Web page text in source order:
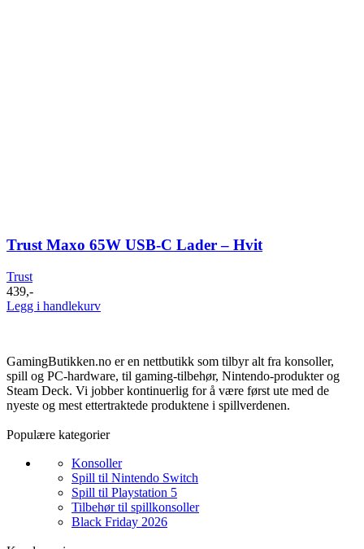
Trust Maxo 65W USB-C Lader – Hvit
Trust
439,-
Legg i handlekurv
GamingButikken.no er en nettbutikk som tilbyr alt fra konsoller,
spill og PC-hardware, til gaming-tilbehør, Nintendo-produkter og
Steam Deck. Vi jobber kontinuerlig for å være først ute med de
nyeste og mest ettertraktede produktene i spillverdenen.
Populære kategorier
Konsoller
Spill til Nintendo Switch
Spill til Playstation 5
Tilbehør til spillkonsoller
Black Friday 2026